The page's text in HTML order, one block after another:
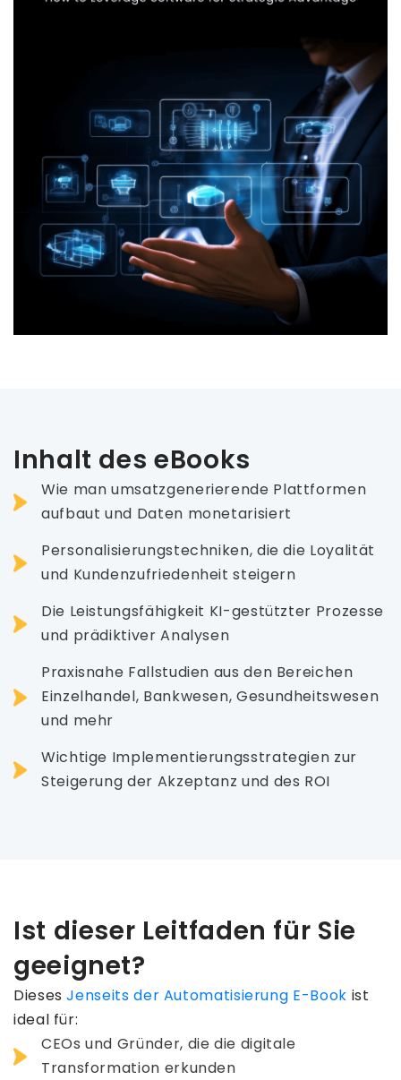
Inhalt des eBooks
Wie man umsatzgenerierende Plattformen
aufbaut und Daten monetarisiert
Personalisierungstechniken, die die Loyalität
und Kundenzufriedenheit steigern
Die Leistungsfähigkeit KI-gestützter Prozesse
und prädiktiver Analysen
Praxisnahe Fallstudien aus den Bereichen
Einzelhandel, Bankwesen, Gesundheitswesen
und mehr
Wichtige Implementierungsstrategien zur
Steigerung der Akzeptanz und des ROI
Ist dieser Leitfaden für Sie
geeignet?
DiesesJenseits der Automatisierung E-Book ist
ideal für:
CEOs und Gründer, die die digitale
Transformation erkunden